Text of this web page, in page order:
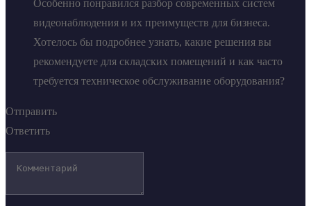
Особенно понравился разбор современных систем
видеонаблюдения и их преимуществ для бизнеса.
Хотелось бы подробнее узнать, какие решения вы
рекомендуете для складских помещений и как часто
требуется техническое обслуживание оборудования?
Отправить
Ответить